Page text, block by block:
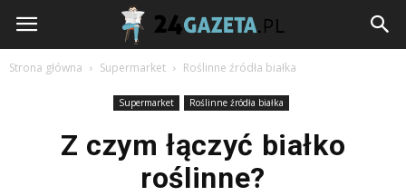
24gazeta.pl
Strona główna Supermarket Roślinne źródła białka
Supermarket Roślinne źródła białka
Z czym łączyć białko
roślinne?